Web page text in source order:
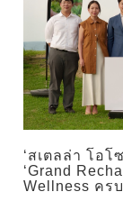
‘สเตลล่า โอ
‘Grand
Wellness คร